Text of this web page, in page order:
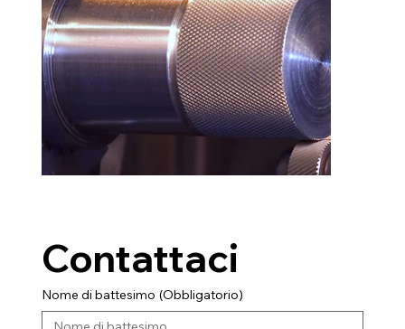
Contattaci
Nome di battesimo (Obbligatorio)